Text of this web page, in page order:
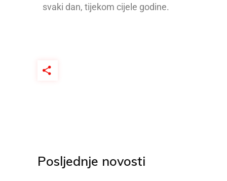
svaki dan, tijekom cijele godine.
Posljednje novosti